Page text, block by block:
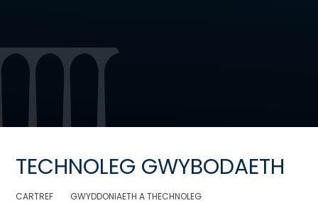
TECHNOLEG GWYBODAETH
CARTREF
GWYDDONIAETH A THECHNOLEG